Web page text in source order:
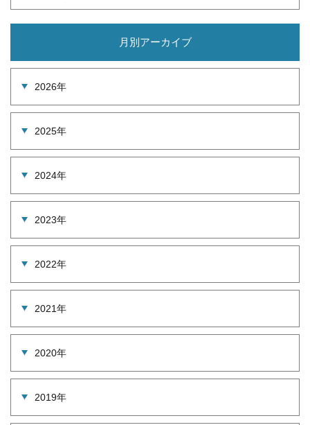
月別アーカイブ
2026年
2025年
2024年
2023年
2022年
2021年
2020年
2019年